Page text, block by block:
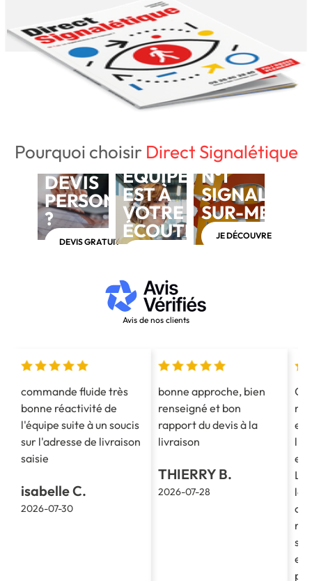
Pourquoi choisir Direct Signalétique
BESOIN D'UN
DEVIS
PERSONNALISÉ
?
DEVIS GRATUIT
NOTRE
ÉQUIPE
EST À
VOTRE
ÉCOUTE
N°1
SUR-
JE DÉCOUVRE
Avis de nos clients
commande fluide très
bonne réactivité de
l'équipe suite à un soucis
sur l'adresse de livraison
saisie
isabelle C.
2026-07-30
bonne approche, bien
renseigné et bon
rapport du devis à la
livraison
THIERRY B.
2026-07-28
est
et
La
le
et